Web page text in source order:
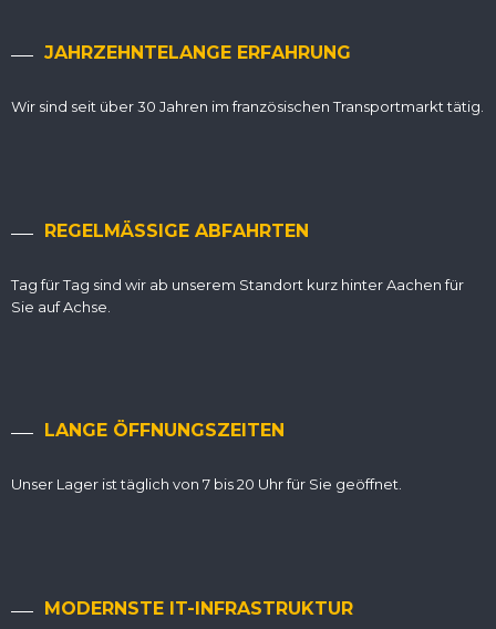
JAHRZEHNTELANGE ERFAHRUNG
Wir sind seit über 30 Jahren im französischen Transportmarkt tätig.
REGELMÄSSIGE ABFAHRTEN
Tag für Tag sind wir ab unserem Standort kurz hinter Aachen für
Sie auf Achse.
LANGE ÖFFNUNGSZEITEN
Unser Lager ist täglich von 7 bis 20 Uhr für Sie geöffnet.
MODERNSTE IT-INFRASTRUKTUR